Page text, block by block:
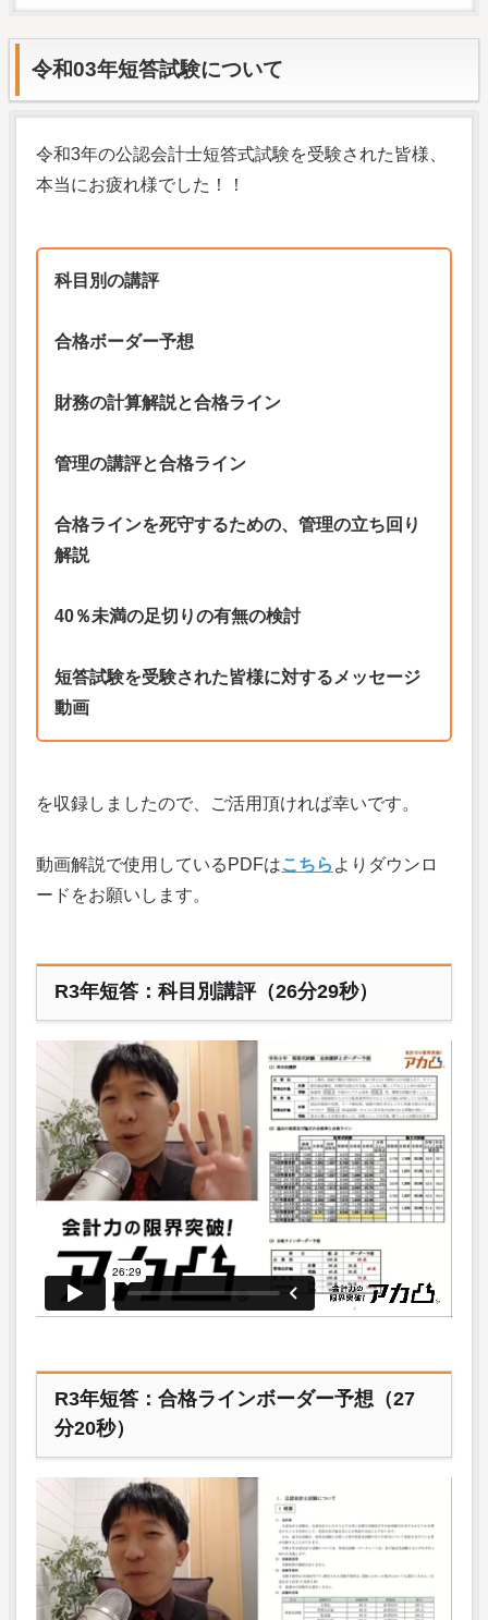
令和03年短答試験について
令和3年の公認会計士短答式試験を受験された皆様、
本当にお疲れ様でした！！
科目別の講評
合格ボーダー予想
財務の計算解説と合格ライン
管理の講評と合格ライン
合格ラインを死守するための、管理の立ち回り
解説
40％未満の足切りの有無の検討
短答試験を受験された皆様に対するメッセージ
動画
を収録しましたので、ご活用頂ければ幸いです。
動画解説で使用しているPDFはこちら よりダウンロ
ードをお願いします。
R3年短答：科目別講評（26分29秒）
R3年短答：合格ラインボーダー予想（27
分20秒）